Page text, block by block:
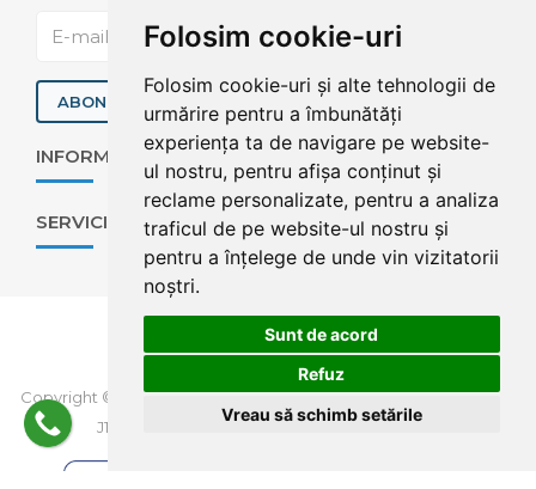
Folosim cookie-uri
Folosim cookie-uri și alte tehnologii de
urmărire pentru a îmbunătăți
experiența ta de navigare pe website-
ul nostru, pentru afișa conținut și
reclame personalizate, pentru a analiza
traficul de pe website-ul nostru și
pentru a înțelege de unde vin vizitatorii
noștri.
Sunt de acord
Refuz
Vreau să schimb setările
ABONEAZA-TE
INFORMAȚII UTILE
SERVICII
Copyright © 2026 Compexit Rent a Car, CUI 10970757, Reg. Com.
J1998001418128.
Creare web site: Softimpera